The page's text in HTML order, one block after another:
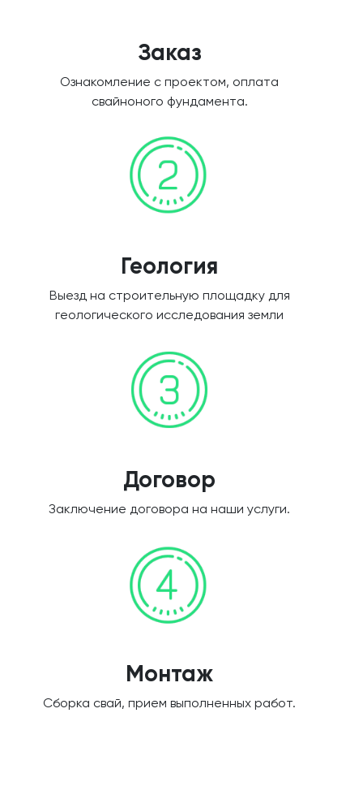
Заказ
Ознакомление с проектом, оплата
свайноного фундамента.
Геология
Выезд на строительную площадку для
геологического исследования земли
Договор
Заключение договора на наши услуги.
Монтаж
Сборка свай, прием выполненных работ.